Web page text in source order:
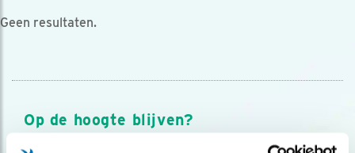
Geen resultaten.
Op de hoogte blijven?
Meld je aan en ontvang nieuws, inspiratie, acties en tips